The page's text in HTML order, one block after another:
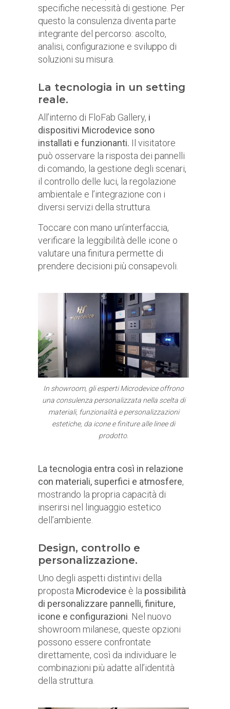
specifiche necessità di gestione. Per
questo la consulenza diventa parte
integrante del percorso: ascolto,
analisi, configurazione e sviluppo di
soluzioni su misura.
La tecnologia in un setting
reale.
All’interno di FloFab Gallery, i
dispositivi Microdevice sono
installati e funzionanti. Il visitatore
può osservare la risposta dei pannelli
di comando, la gestione degli scenari,
il controllo delle luci, la regolazione
ambientale e l’integrazione con i
diversi servizi della struttura.
Toccare con mano un’interfaccia,
verificare la leggibilità delle icone o
valutare una finitura permette di
prendere decisioni più consapevoli.
In showroom, gli esperti Microdevice offrono
una consulenza personalizzata nella scelta di
materiali, funzionalità e personalizzazioni
estetiche, da icone e finiture alle linee di
prodotto.
La tecnologia entra così in relazione
con materiali, superfici e atmosfere,
mostrando la propria capacità di
inserirsi nel linguaggio estetico
dell’ambiente.
Design, controllo e
personalizzazione.
Uno degli aspetti distintivi della
proposta Microdevice è la possibilità
di personalizzare pannelli, finiture,
icone e configurazioni. Nel nuovo
showroom milanese, queste opzioni
possono essere confrontate
direttamente, così da individuare le
combinazioni più adatte all’identità
della struttura.